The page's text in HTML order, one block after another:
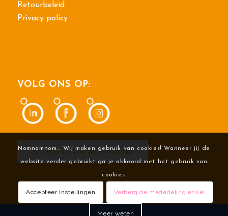
Retourbeleid
Privacy policy
VOLG ONS OP:
Schrijf je hier voor de nieuwsbrief
Nomnomnom... Wij maken gebruik van cookies! Wanneer jij de
website verder gebruikt ga je akkoord met het gebruik van
cookies.
Accepteer instellingen Verberg de mededeling enkel
Meer weten